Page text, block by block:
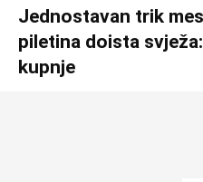
Jednostavan trik
piletina doista
kupnje